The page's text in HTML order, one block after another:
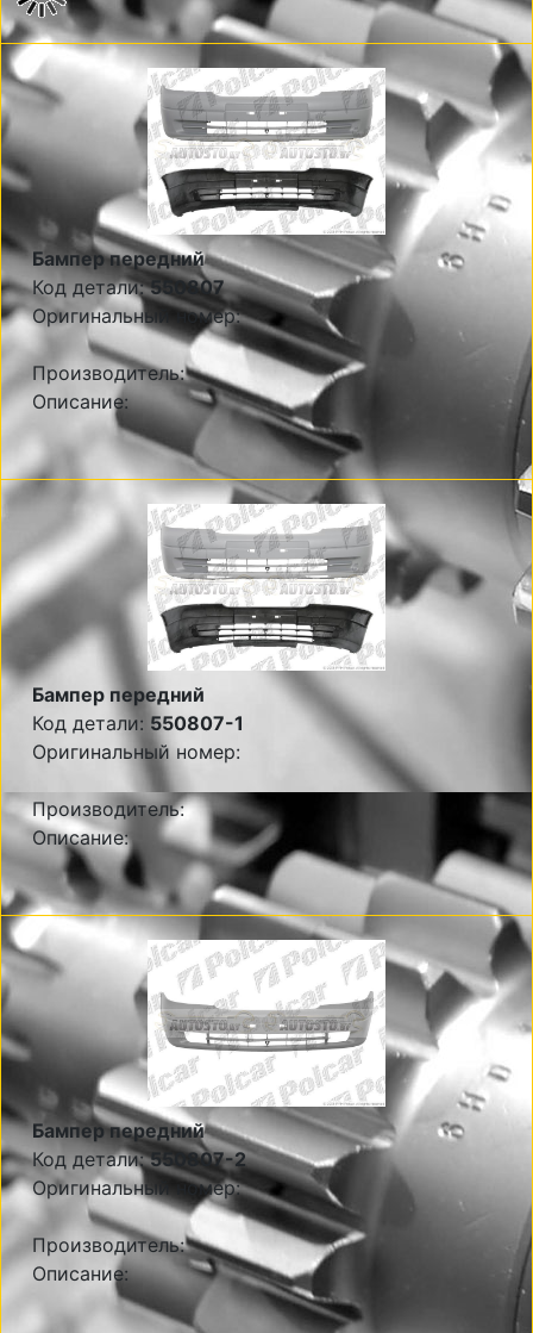
Бампер передний
Код детали:550807
Оригинальный номер:
Производитель:
Описание:
Бампер передний
Код детали: 550807-1
Оригинальный номер:
Производитель:
Описание:
Бампер передний
Код детали:550807-2
Оригинальный номер:
Производитель:
Описание: